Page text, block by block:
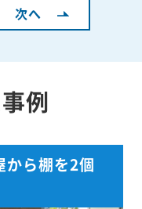
次へ
例
から棚を2個